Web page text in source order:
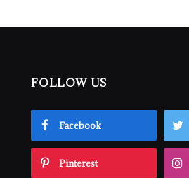
FOLLOW US
Facebook
Pinterest